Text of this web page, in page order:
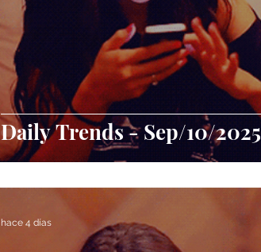
Daily Trends - Sep/10/2025
hace 4 días